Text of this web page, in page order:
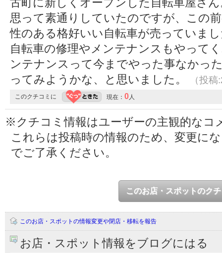
思って素通りしていたのですが、この
性のある格好いい自転車が売っていま
自転車の修理やメンテナンスもやって
ンテナンスって今までやった事なかっ
ってみようかな、と思いました。
（投
このクチコミに 現在： 0人
※クチコミ情報はユーザーの主観的なコ
これらは投稿時の情報のため、変更に
でご了承ください。
このお店・スポットのク
このお店・スポットの情報変更や閉店・移転を報告
お店・スポット情報をブログにはる